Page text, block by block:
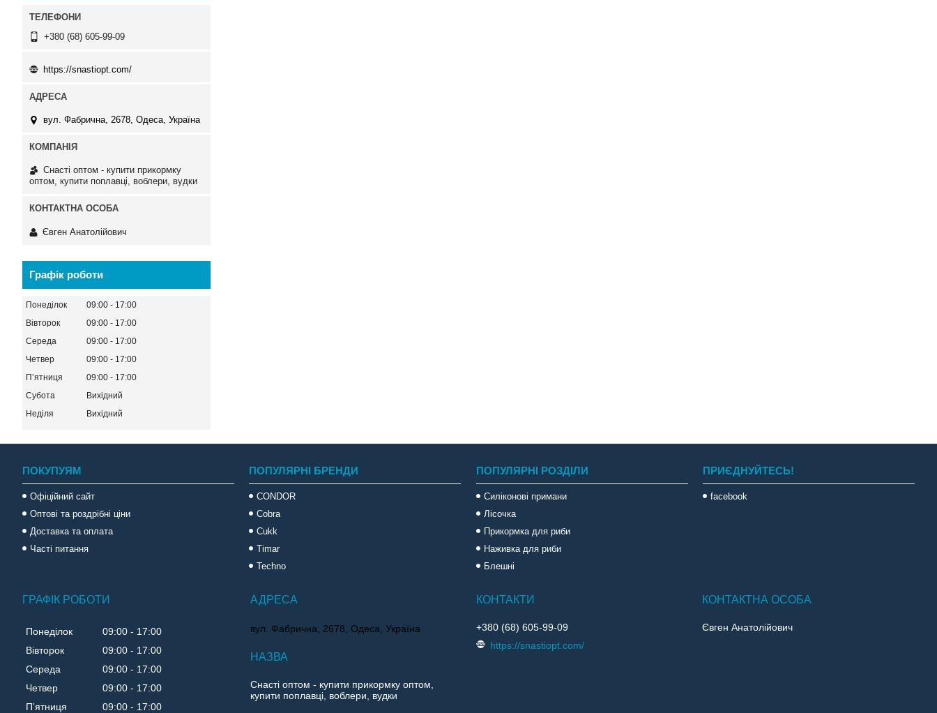
+380 (68) 605-99-09
https://snastiopt.com/
вул. Фабрична, 2678, Одеса, Україна
Снасті оптом - купити прикормку
оптом, купити поплавці, воблери, вудки
Євген Анатолійович
Графік роботи
Понеділок 09:00
17:00
Вівторок
09:00
17:00
Середа
09:00
17:00
Четвер
09:00
17:00
Пʼятниця
09:00
17:00
Субота
Вихідний
Неділя
Вихідний
ПОКУПУЯМ
Офіційний сайт
Оптові та роздрібні ціни
Доставка та оплата
Часті питання
ПОПУЛЯРНІ БРЕНДИ
CONDOR
Cobra
Cukk
Timar
Techno
ПОПУЛЯРНІ РОЗДІЛИ
Силіконові примани
Лісочка
Прикормка для риби
Наживка для риби
Блешні
ПРИЄДНУЙТЕСЬ!
facebook
ГРАФІК РОБОТИ
Понеділок 09:00
17:00
Вівторок
09:00
17:00
Середа
09:00
17:00
Четвер
09:00
17:00
Пʼятниця
09:00 17:00
вул. Фабрична, 2678, Одеса, Україна
Снасті оптом - купити прикормку оптом,
купити поплавці, воблери, вудки
+380 (68) 605-99-09
https://snastiopt.com/
Євген Анатолійович